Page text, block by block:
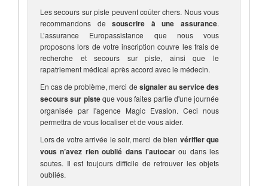
Les secours sur piste peuvent coûter chers. Nous vous
recommandons desouscrire à une assurance.
L’assurance Europassistance que nous vous
proposons lors de votre inscription couvre les frais de
recherche et secours sur piste, ainsi que le
rapatriement médical après accord avec le médecin.
En cas de problème, merci de signaler au service des
secours sur pisteque vous faites partie d'une journée
organisée par l'agence Magic Evasion. Ceci nous
permettra de vous localiser et de vous aider.
Lors de votre arrivée le soir, merci de bien vérifier que
vous n’avez rien oublié dans l'autocarou dans les
soutes. Il est toujours difficile de retrouver les objets
oubliés.